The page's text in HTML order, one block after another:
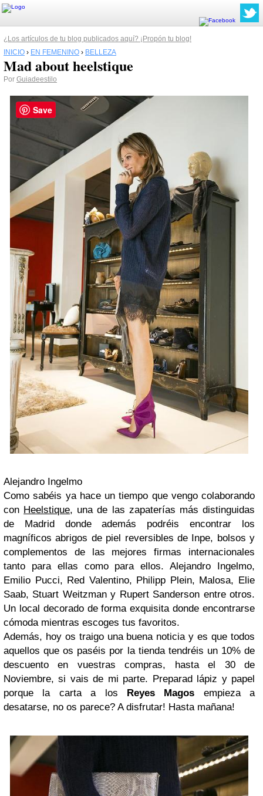
¿Los artículos de tu blog publicados aquí? ¡Propón tu blog!
INICIO › EN FEMENINO › BELLEZA
Mad about heelstique
Por Guiadeestilo
Alejandro Ingelmo
Como sabéis ya hace un tiempo que vengo colaborando
con Heelstique, una de las zapaterías más distinguidas
de Madrid donde además podréis encontrar los
magníficos abrigos de piel reversibles de Inpe, bolsos y
complementos de las mejores firmas internacionales
tanto para ellas como para ellos. Alejandro Ingelmo,
Emilio Pucci, Red Valentino, Philipp Plein, Malosa, Elie
Saab, Stuart Weitzman y Rupert Sanderson entre otros.
Un local decorado de forma exquisita donde encontrarse
cómoda mientras escoges tus favoritos.
Además, hoy os traigo una buena noticia y es que todos
aquellos que os paséis por la tienda tendréis un 10% de
descuento en vuestras compras, hasta el 30 de
Noviembre, si vais de mi parte. Preparad lápiz y papel
porque la carta a los Reyes Magos empieza a
desatarse, no os parece? A disfrutar! Hasta mañana!
Save